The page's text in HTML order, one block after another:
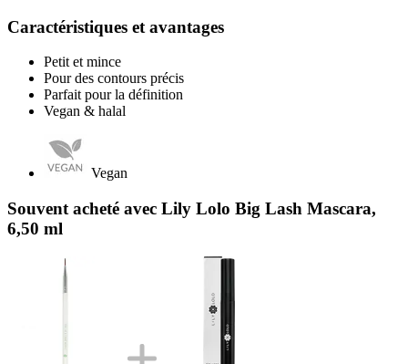
Caractéristiques et avantages
Petit et mince
Pour des contours précis
Parfait pour la définition
Vegan & halal
Vegan
Souvent acheté avec Lily Lolo Big Lash Mascara,
6,50 ml